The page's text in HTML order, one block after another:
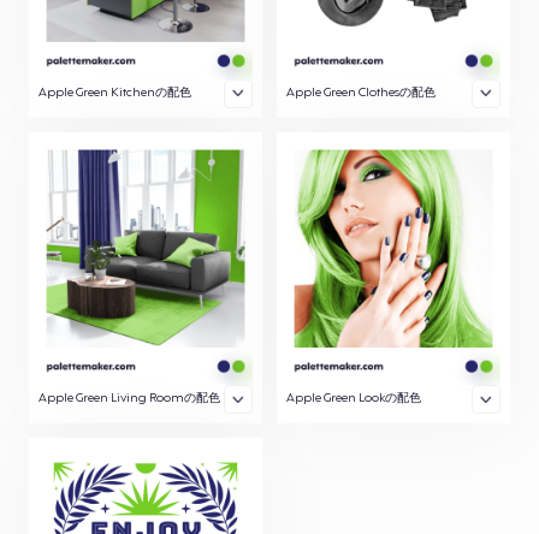
Apple Green Kitchenの配色 Apple Green Clothesの配色
Apple Green Living Roomの配色 Apple Green Lookの配色